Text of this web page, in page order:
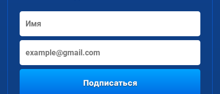
Подписаться